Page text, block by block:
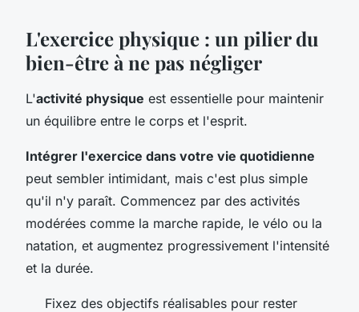
L'exercice physique : un pilier du
bien-être à ne pas négliger
L'activité physique est essentielle pour maintenir
un équilibre entre le corps et l'esprit.
Intégrer l'exercice dans votre vie quotidienne
peut sembler intimidant, mais c'est plus simple
qu'il n'y paraît. Commencez par des activités
modérées comme la marche rapide, le vélo ou la
natation, et augmentez progressivement l'intensité
et la durée.
Fixez des objectifs réalisables pour rester